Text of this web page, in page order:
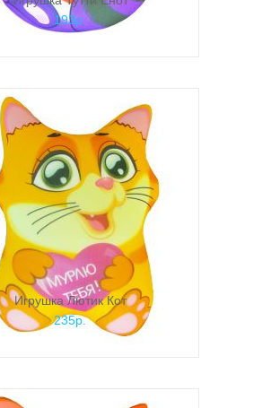
193р.
Игрушка Лютик Кот
235р.